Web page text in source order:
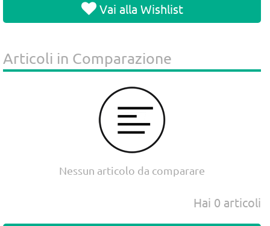
Vai alla Wishlist
Articoli in Comparazione
Nessun articolo da comparare
Hai 0 articoli